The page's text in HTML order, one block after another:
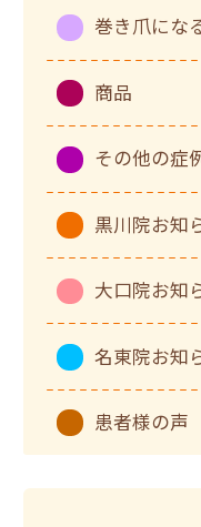
巻き爪にな
商品
その他の症
黒川院お知
大口院お知
名東院お知
患者様の声